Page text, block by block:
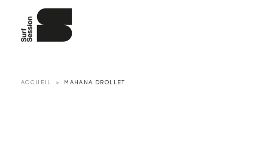
ACCUEIL MAHANA DROLLET